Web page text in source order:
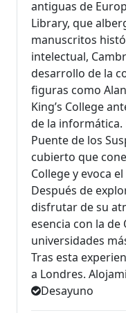
antiguas de
Library, que
manuscritos
intelectual,
desarrollo de la
figuras como
King’s College
de la informática.
Puente de los
cubierto que
College y evoca
Después de
disfrutar de su
esencia con la
universidades
Tras esta
a Londres.
Desayuno